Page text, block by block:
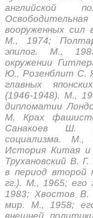
английской
вооруженных сил
М., 1974;
эпилог. М.,
окружении
Ю., Розенблит С.
главных
(1946-1948). М.,
дипломатии
М. Крах
Санакоев Ш.
социализма. М.,
История Китая и
Трухановский В.
в период второй
гг.). М., 1965; его
1983; Хвостов
мир. М., 1958;
внешней